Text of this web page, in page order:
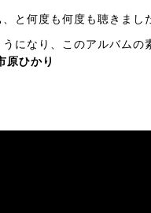
と何度も何度も聴きまし
になり、このアルバム
原ひかり